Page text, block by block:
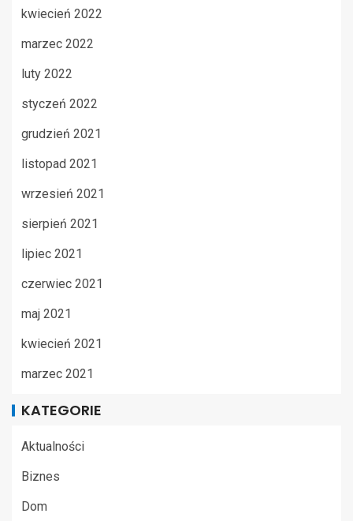
kwiecień 2022
marzec 2022
luty 2022
styczeń 2022
grudzień 2021
listopad 2021
wrzesień 2021
sierpień 2021
lipiec 2021
czerwiec 2021
maj 2021
kwiecień 2021
marzec 2021
KATEGORIE
Aktualności
Biznes
Dom